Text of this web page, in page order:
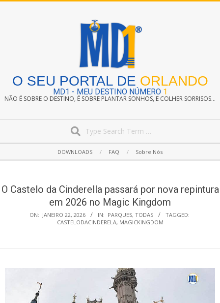
O SEU PORTAL DE ORLANDO
MD1 - MEU DESTINO NÚMERO 1
NÃO É SOBRE O DESTINO, É SOBRE PLANTAR SONHOS, E COLHER SORRISOS...
Navigation
DOWNLOADS FAQ Sobre Nós
O Castelo da Cinderella passará por nova repintura
em 2026 no Magic Kingdom
ON: JANEIRO 22, 2026 IN: PARQUES, TODAS
TAGGED:
CASTELODACINDERELA, MAGICKINGDOM